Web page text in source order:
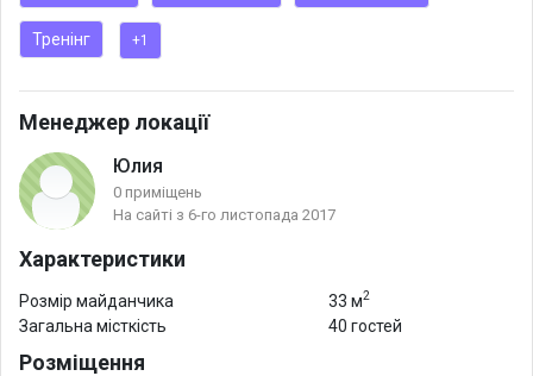
Тренінг +1
Менеджер локації
Юлия
0 приміщень
На сайті з 6-го листопада 2017
Характеристики
Розмір майданчика 33 м2
Загальна місткість 40 гостей
Розміщення